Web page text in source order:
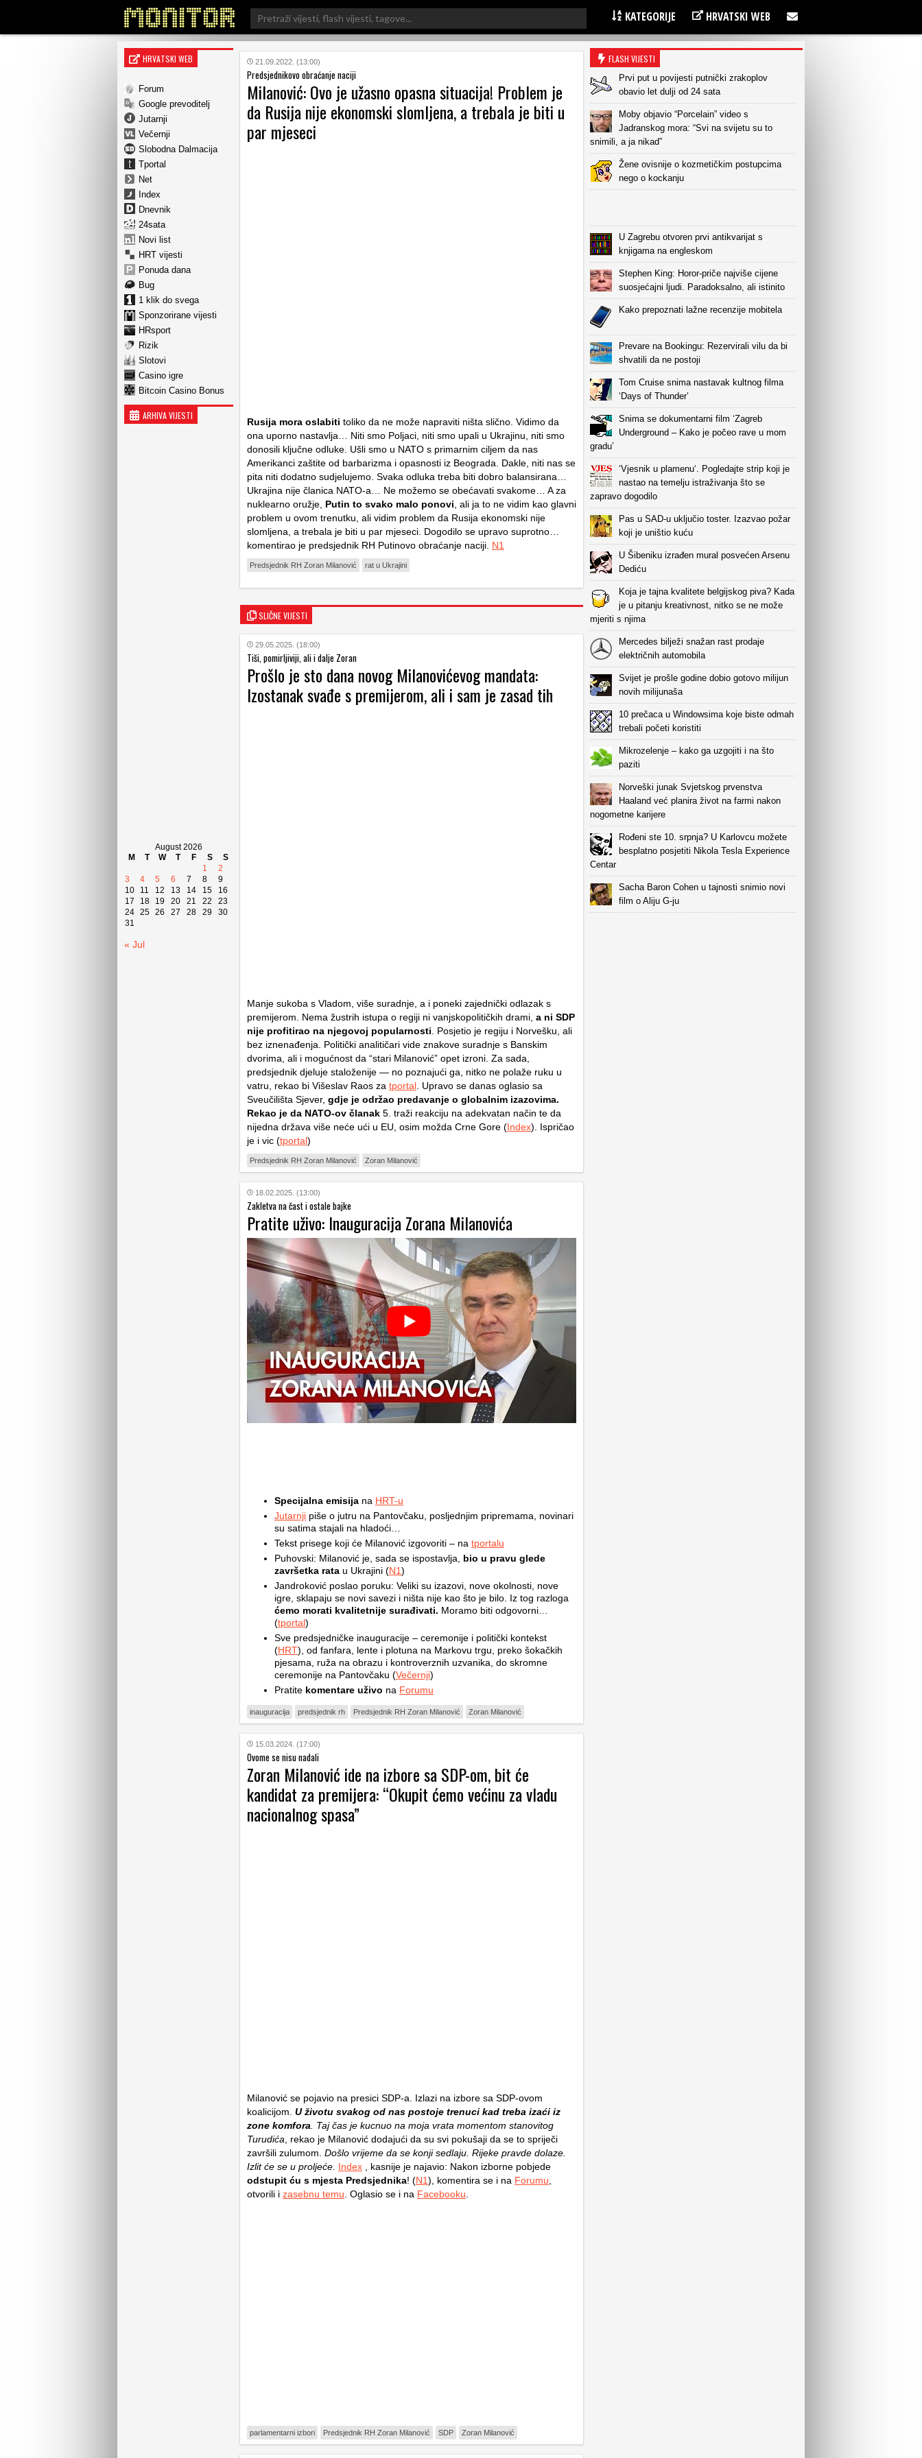
Search
for:
KATEGORIJE HRVATSKI WEB
HRVATSKI WEB
Forum
Google prevoditelj
Jutarnji
Večernji
Slobodna Dalmacija
Tportal
Net
Index
Dnevnik
24sata
Novi list
HRT vijesti
Ponuda dana
Bug
1 klik do svega
Sponzorirane vijesti
HRsport
Rizik
Slotovi
Casino igre
Bitcoin Casino Bonus
ARHIVA VIJESTI
August 2026
M
T W T F S
S
1
2
3
4 5 6 7 8
9
10
11 12 13 14 15
16
17
18 19 20 21 22
23
24 25 26 27 28 29
30
31
« Jul
21.09.2022. (13:00)
Predsjednikovo obraćanje naciji
Milanović: Ovo je užasno opasna situacija! Problem je
da Rusija nije ekonomski slomljena, a trebala je biti u
par mjeseci
Rusija mora oslabiti toliko da ne može napraviti ništa slično. Vidimo da
ona uporno nastavlja… Niti smo Poljaci, niti smo upali u Ukrajinu, niti smo
donosili ključne odluke. Ušli smo u NATO s primarnim ciljem da nas
Amerikanci zaštite od barbarizma i opasnosti iz Beograda. Dakle, niti nas se
pita niti dodatno sudjelujemo. Svaka odluka treba biti dobro balansirana…
Ukrajina nije članica NATO-a… Ne možemo se obećavati svakome… A za
nuklearno oružje, Putin to svako malo ponovi , ali ja to ne vidim kao glavni
problem u ovom trenutku, ali vidim problem da Rusija ekonomski nije
slomljena, a trebala je biti u par mjeseci. Dogodilo se upravo suprotno…
komentirao je predsjednik RH Putinovo obraćanje naciji. N1
Predsjednik RH Zoran Milanović rat u Ukrajini
SLIČNE VIJESTI
29.05.2025. (18:00)
Tiši, pomirljiviji, ali i dalje Zoran
Prošlo je sto dana novog Milanovićevog mandata:
Izostanak svađe s premijerom, ali i sam je zasad tih
Manje sukoba s Vladom, više suradnje, a i poneki zajednički odlazak s
premijerom. Nema žustrih istupa o regiji ni vanjskopolitičkih drami, a ni SDP
nije profitirao na njegovoj popularnosti . Posjetio je regiju i Norvešku, ali
bez iznenađenja. Politički analitičari vide znakove suradnje s Banskim
dvorima, ali i mogućnost da “stari Milanović” opet izroni. Za sada,
predsjednik djeluje staloženije — no poznajući ga, nitko ne polaže ruku u
vatru, rekao bi Višeslav Raos za tportal . Upravo se danas oglasio sa
Sveučilišta Sjever, gdje je održao predavanje o globalnim izazovima.
Rekao je da NATO-ov članak 5. traži reakciju na adekvatan način te da
nijedna država više neće ući u EU, osim možda Crne Gore (Index). Ispričao
je i vic (tportal)
Predsjednik RH Zoran Milanović Zoran Milanović
18.02.2025. (13:00)
Zakletva na čast i ostale bajke
Pratite uživo: Inauguracija Zorana Milanovića
Specijalna emisija na HRT-u
Jutarnji piše o jutru na Pantovčaku, posljednjim pripremama, novinari
su satima stajali na hladoći…
Tekst prisege koji će Milanović izgovoriti – na tportalu
Puhovski: Milanović je, sada se ispostavlja,
bio u pravu glede
završetka rata u Ukrajini (N1)
Jandroković poslao poruku: Veliki su izazovi, nove okolnosti, nove
igre, sklapaju se novi savezi i ništa nije kao što je bilo. Iz tog razloga
ćemo morati kvalitetnije surađivati. Moramo biti odgovorni…
(tportal)
Sve predsjedničke inauguracije – ceremonije i politički kontekst
(HRT), od fanfara, lente i plotuna na Markovu trgu, preko šokačkih
pjesama, ruža na obrazu i kontroverznih uzvanika, do skromne
ceremonije na Pantovčaku (Večernji)
Pratite komentare uživo na Forumu
inauguracija predsjednik rh Predsjednik RH Zoran Milanović Zoran Milanović
15.03.2024. (17:00)
Ovome se nisu nadali
Zoran Milanović ide na izbore sa SDP-om, bit će
kandidat za premijera: “Okupit ćemo većinu za vladu
nacionalnog spasa”
Milanović se pojavio na presici SDP-a. Izlazi na izbore sa SDP-ovom
koalicijom. U životu svakog od nas postoje trenuci kad treba izaći iz
zone komfora . Taj čas je kucnuo na moja vrata momentom stanovitog
Turudića , rekao je Milanović dodajući da su svi pokušaji da se to spriječi
završili zulumom. Došlo vrijeme da se konji sedlaju. Rijeke pravde dolaze.
Izlit će se u proljeće. Index , kasnije je najavio: Nakon izborne pobjede
odstupit ću s mjesta Predsjednika! (N1), komentira se i na Forumu
otvorili i zasebnu temu . Oglasio se i na Facebooku
parlamentarni izbori Predsjednik RH Zoran Milanović SDP Zoran Milanović
FLASH VIJESTI
Prvi put u povijesti putnički zrakoplov
obavio let dulji od 24 sata
Moby objavio “Porcelain” video s
Jadranskog mora: “Svi na svijetu su to
snimili, a ja nikad”
Žene ovisnije o kozmetičkim postupcima
nego o kockanju
U Zagrebu otvoren prvi antikvarijat s
knjigama na engleskom
Stephen King: Horor-priče najviše cijene
suosjećajni ljudi. Paradoksalno, ali istinito
Kako prepoznati lažne recenzije mobitela
Prevare na Bookingu: Rezervirali vilu da bi
shvatili da ne postoji
Tom Cruise snima nastavak kultnog filma
‘Days of Thunder’
Snima se dokumentarni film ‘Zagreb
Underground – Kako je počeo rave u mom
gradu’
‘Vjesnik u plamenu‘. Pogledajte strip koji je
nastao na temelju istraživanja što se
zapravo dogodilo
Pas u SAD-u uključio toster. Izazvao požar
koji je uništio kuću
U Šibeniku izrađen mural posvećen Arsenu
Dediću
Koja je tajna kvalitete belgijskog piva? Kada
je u pitanju kreativnost, nitko se ne može
mjeriti s njima
Mercedes bilježi snažan rast prodaje
električnih automobila
Svijet je prošle godine dobio gotovo milijun
novih milijunaša
10 prečaca u Windowsima koje biste odmah
trebali početi koristiti
Mikrozelenje – kako ga uzgojiti i na što
paziti
Norveški junak Svjetskog prvenstva
Haaland već planira život na farmi nakon
nogometne karijere
Rođeni ste 10. srpnja? U Karlovcu možete
besplatno posjetiti Nikola Tesla Experience
Centar
Sacha Baron Cohen u tajnosti snimio novi
film o Aliju G-ju